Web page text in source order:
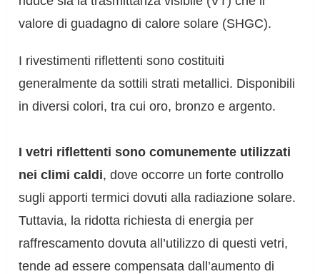
valore di guadagno di calore solare (SHGC).
I rivestimenti riflettenti sono costituiti
generalmente da sottili strati metallici. Disponibili
in diversi colori, tra cui oro, bronzo e argento.
I vetri riflettenti sono comunemente utilizzati
nei climi caldi, dove occorre un forte controllo
sugli apporti termici dovuti alla radiazione solare.
Tuttavia, la ridotta richiesta di energia per
raffrescamento dovuta all’utilizzo di questi vetri,
tende ad essere compensata dall’aumento di